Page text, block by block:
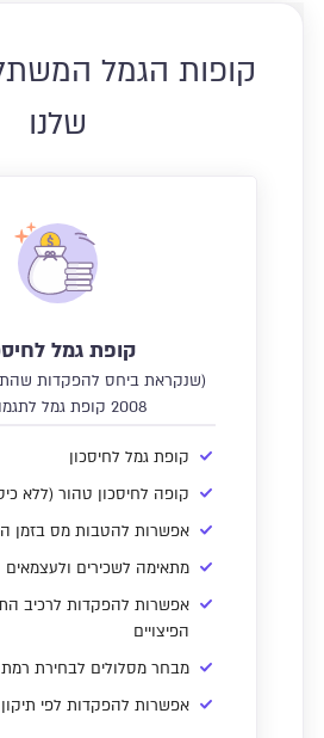
קופות הגמל
שלנו
קופת גמל
(שנקראת ביחס להפקדות
2008 קופת גמל לתגמולים):
קופת גמל לחיסכון
קופה לחיסכון טהור (ללא
אפשרות להטבות מס בזמן
מתאימה לשכירים ולעצמאים
אפשרות להפקדות לרכיב
הפיצויים
מבחר מסלולים לבחירת רמת
אפשרות להפקדות לפי תיקון 190